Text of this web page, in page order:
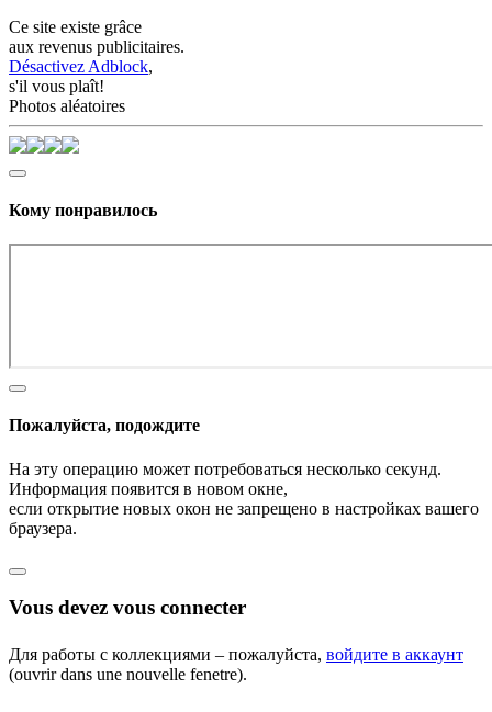
Ce site existe grâce
aux revenus publicitaires.
Désactivez Adblock,
s'il vous plaît!
Photos aléatoires
Кому понравилось
Пожалуйста, подождите
На эту операцию может потребоваться несколько секунд.
Информация появится в новом окне,
если открытие новых окон не запрещено в настройках вашего
браузера.
Vous devez vous connecter
Для работы с коллекциями – пожалуйста, войдите в аккаунт
(ouvrir dans une nouvelle fenetre).